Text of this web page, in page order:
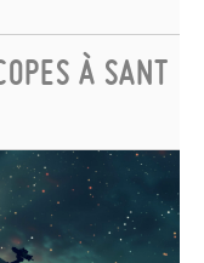
À SANT